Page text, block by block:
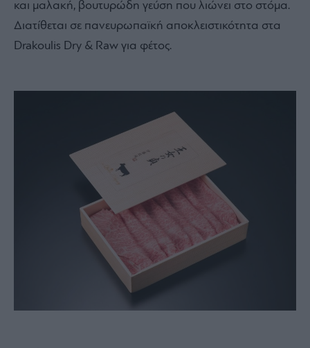
και μαλακή, βουτυρώδη γεύση που λιώνει στο στόμα.
Διατίθεται σε πανευρωπαϊκή αποκλειστικότητα στα
Drakoulis Dry & Raw για φέτος.